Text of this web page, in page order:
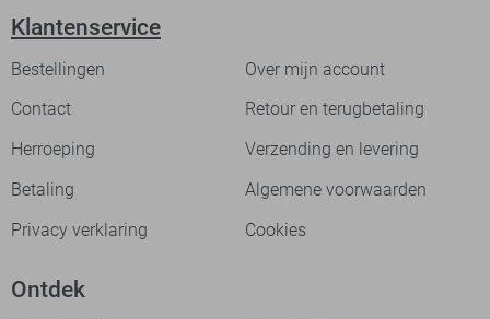
Klantenservice
Bestellingen
Over mijn account
Contact
Retour en terugbetaling
Herroeping
Verzending en levering
Betaling
Algemene voorwaarden
Privacy verklaring
Cookies
Ontdek